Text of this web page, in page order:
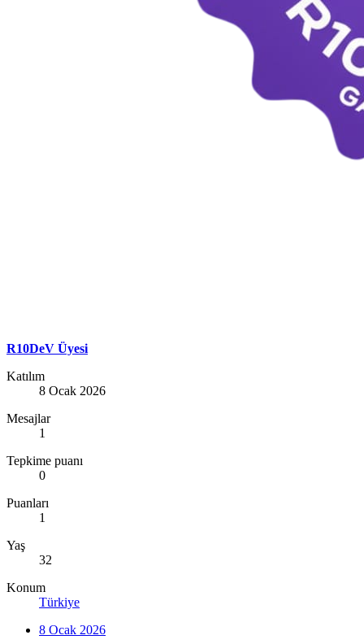
R10DeV Üyesi
Katılım
8 Ocak 2026
Mesajlar
1
Tepkime puanı
0
Puanları
1
Yaş
32
Konum
Türkiye
8 Ocak 2026